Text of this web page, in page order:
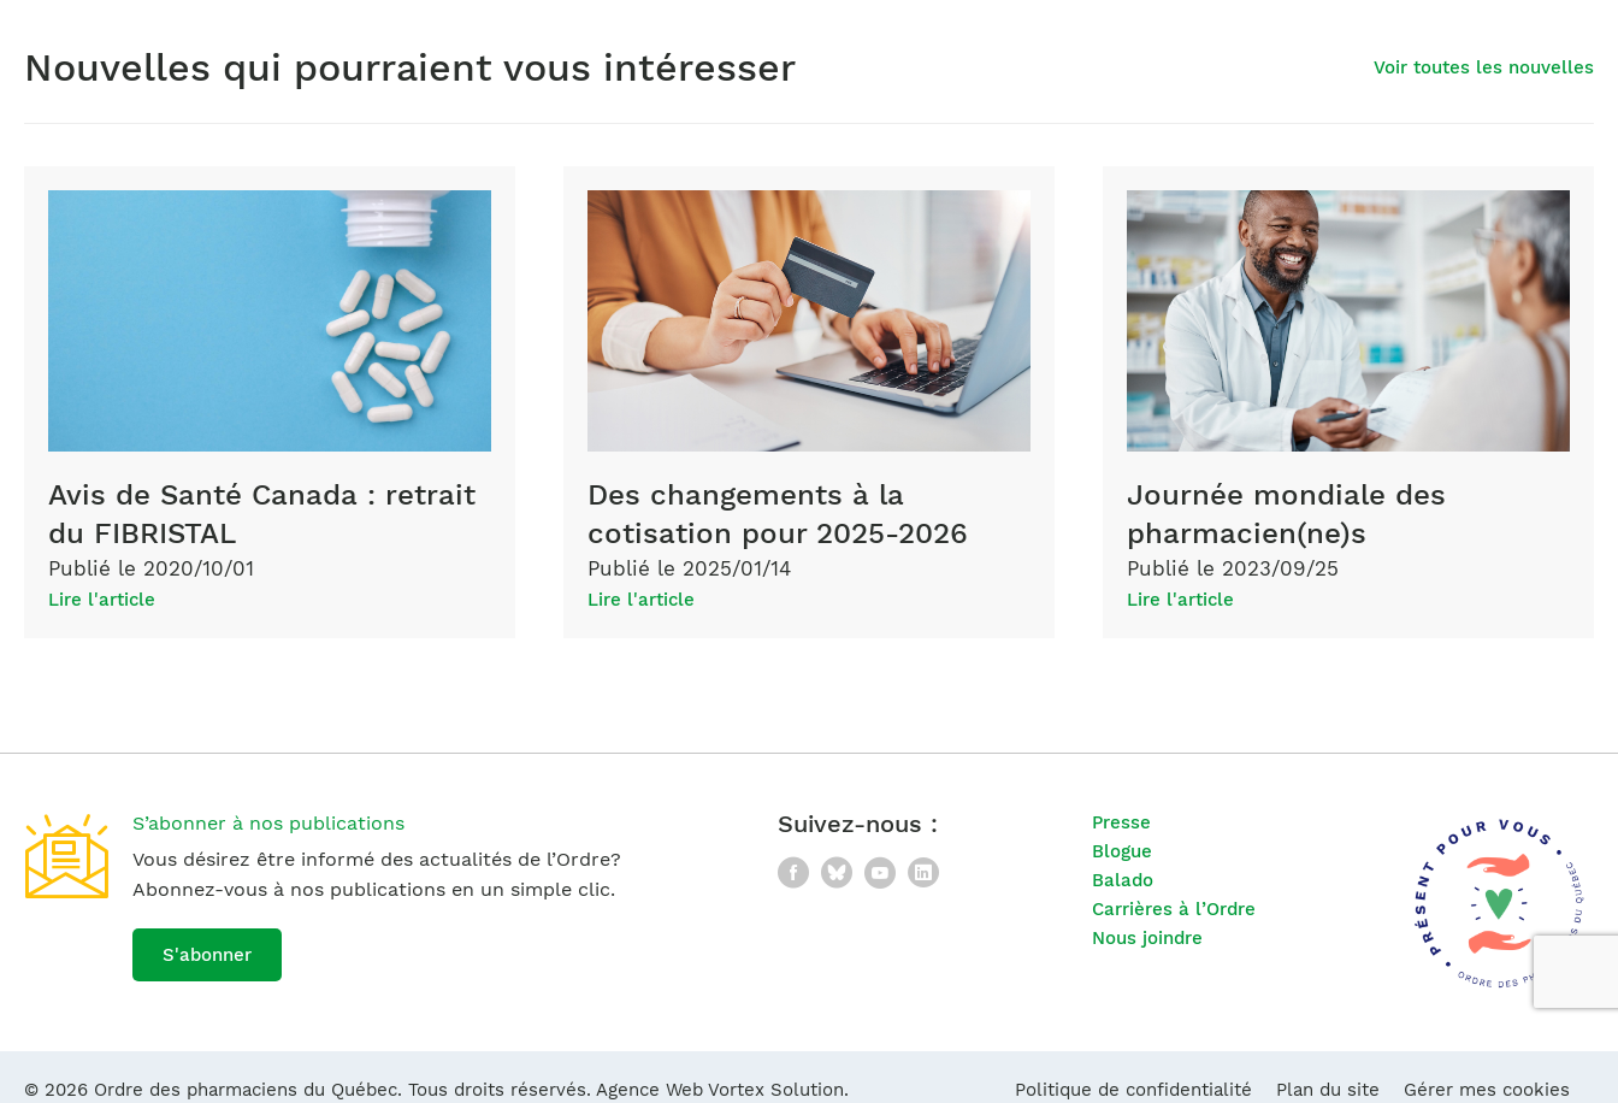
Nouvelles qui pourraient vous intéresser Voir toutes les nouvelles
paper
background.
Concept
of
Avis de Santé Canada : retrait
du FIBRISTAL
Publié le 2020/10/01
Lire l'article
Des changements à la
cotisation pour 2025-2026
Publié le 2025/01/14
Lire l'article
Journée mondiale des
pharmacien(ne)s
Publié le 2023/09/25
Lire l'article
S’abonner à nos publications
Vous désirez être informé des actualités de l’Ordre?
Abonnez-vous à nos publications en un simple clic.
S'abonner
Suivez-nous :
Facebook
BlueskyYouTube
LinkedIn
Presse
Blogue
Balado
Carrières à l’Ordre
Nous joindre
© 2026 Ordre des pharmaciens du Québec. Tous droits réservés. Agence Web Vortex Solution. Politique de confidentialité Plan du site Gérer mes cookies